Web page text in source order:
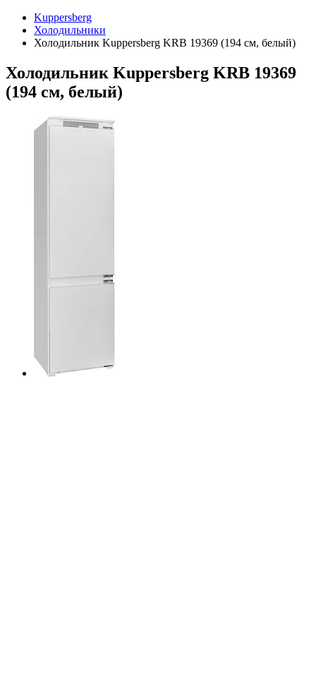
Kuppersberg
Холодильники
Холодильник Kuppersberg KRB 19369 (194 см, белый)
Холодильник Kuppersberg KRB 19369
(194 см, белый)